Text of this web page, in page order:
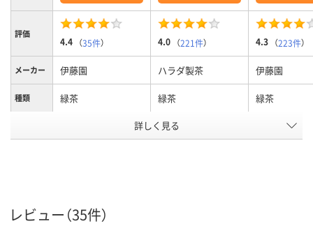
評価
4.4 （35件） 4.0 （221件） 4.3 （223件）
メーカー 伊藤園 ハラダ製茶 伊藤園
種類 緑茶 緑茶 緑茶
40 10 45
詳しく見る
レビュー（35件）